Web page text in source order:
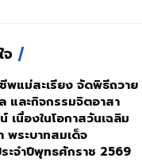
จ
พแม่สะเรียง จัดพิธีถวาย
และกิจกรรมจิตอาสา
เนื่องในโอกาสวันเฉลิม
พระบาทสมเด็จ
ะจำปีพุทธศักราช 2569